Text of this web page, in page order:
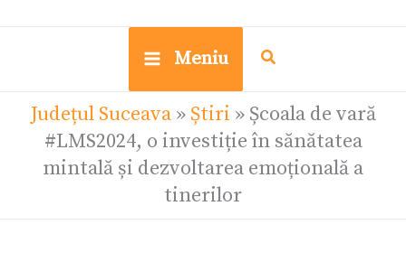
Meniu
Județul Suceava» Știri » Școala de vară
#LMS2024, o investiție în sănătatea
mintală și dezvoltarea emoțională a
tinerilor